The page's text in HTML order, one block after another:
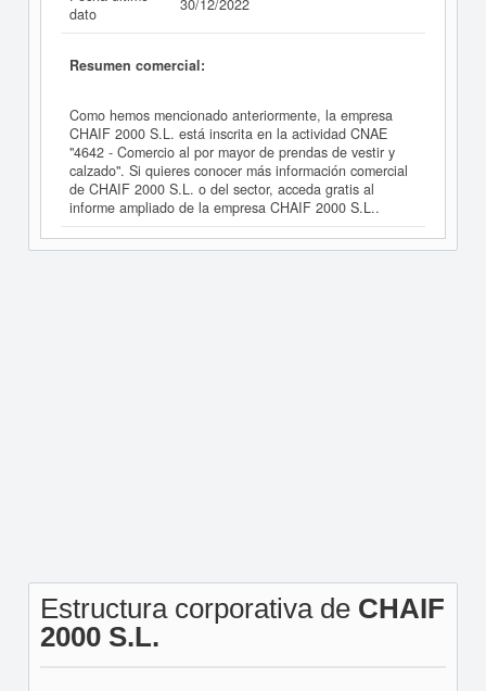
dato
30/12/2022
Resumen comercial:
Como hemos mencionado anteriormente, la empresa
CHAIF 2000 S.L. está inscrita en la actividad CNAE
"4642 - Comercio al por mayor de prendas de vestir y
calzado". Si quieres conocer más información comercial
de CHAIF 2000 S.L. o del sector, acceda gratis al
informe ampliado de la empresa CHAIF 2000 S.L..
Estructura corporativa de CHAIF
2000 S.L.